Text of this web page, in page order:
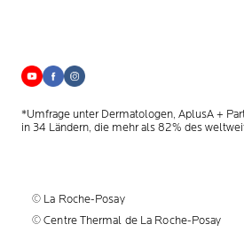
*Umfrage unter Dermatologen, AplusA +
in 34 Ländern, die mehr als 82% des
© La Roche-Posay
© Centre Thermal de La Roche-Posay